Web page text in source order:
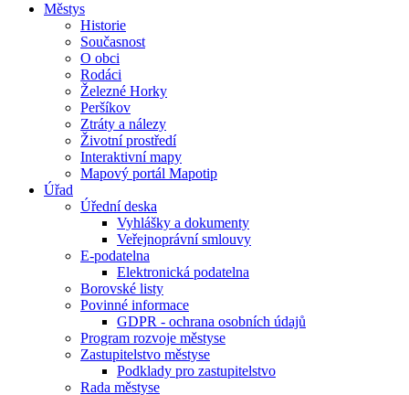
Městys
Historie
Současnost
O obci
Rodáci
Železné Horky
Peršíkov
Ztráty a nálezy
Životní prostředí
Interaktivní mapy
Mapový portál Mapotip
Úřad
Úřední deska
Vyhlášky a dokumenty
Veřejnoprávní smlouvy
E-podatelna
Elektronická podatelna
Borovské listy
Povinné informace
GDPR - ochrana osobních údajů
Program rozvoje městyse
Zastupitelstvo městyse
Podklady pro zastupitelstvo
Rada městyse